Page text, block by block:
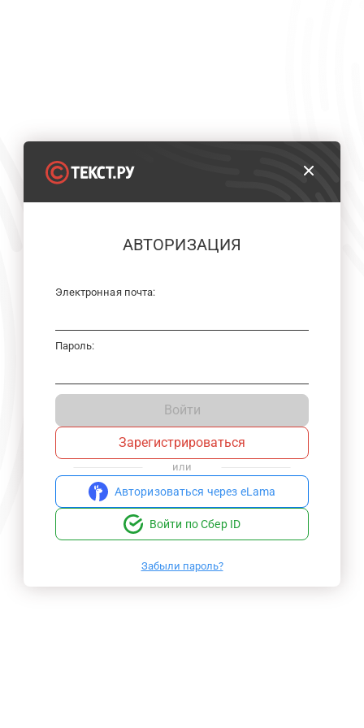
АВТОРИЗАЦИЯ
Электронная почта:
Пароль:
Войти
Зарегистрироваться
или
Авторизоваться через eLama
Войти по Сбер ID
Забыли пароль?